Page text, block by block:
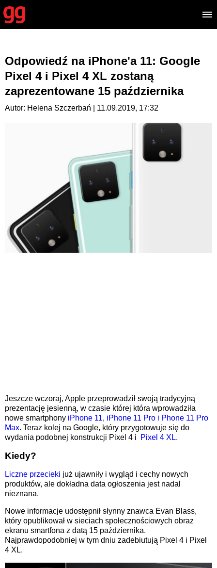
Odpowiedź na iPhone'a 11: Google
Pixel 4 i Pixel 4 XL zostaną
zaprezentowane 15 października
Autor: Helena Szczerbań | 11.09.2019, 17:32
Jeszcze wczoraj, Apple przeprowadził swoją tradycyjną
prezentację jesienną, w czasie której która wprowadziła
nowe smartphony iPhone 11, iPhone 11 Pro i Phone 11 Pro
Max. Teraz kolej na Google, który przygotowuje się do
wydania podobnej konstrukcji Pixel 4 i
Pixel 4 XL.
Kiedy?
Liczne przecieki już ujawniły i wygląd i cechy nowych
produktów, ale dokładna data ogłoszenia jest nadal
nieznana.
Nowe informacje udostępnił słynny znawca Evan Blass,
który opublikował w sieciach społecznościowych obraz
ekranu smartfona z datą 15 października.
Najprawdopodobniej w tym dniu zadebiutują Pixel 4 i Pixel
4 XL.